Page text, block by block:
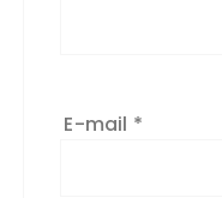
E-mail *